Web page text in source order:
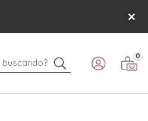
Paseo Verano
Buscar 0